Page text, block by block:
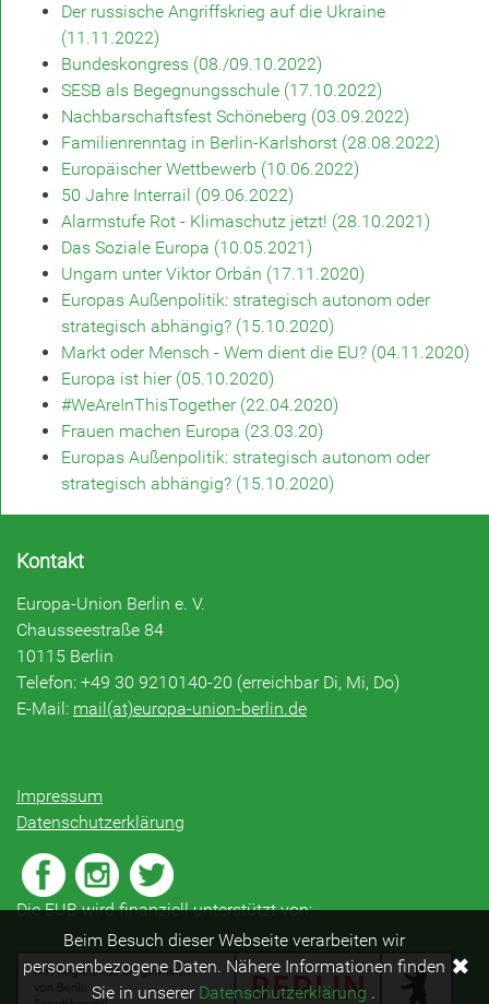
Der russische Angriffskrieg auf die Ukraine
(11.11.2022)
Bundeskongress (08./09.10.2022)
SESB als Begegnungsschule (17.10.2022)
Nachbarschaftsfest Schöneberg (03.09.2022)
Familienrenntag in Berlin-Karlshorst (28.08.2022)
Europäischer Wettbewerb (10.06.2022)
50 Jahre Interrail (09.06.2022)
Alarmstufe Rot - Klimaschutz jetzt! (28.10.2021)
Das Soziale Europa (10.05.2021)
Ungarn unter Viktor Orbán (17.11.2020)
Europas Außenpolitik: strategisch autonom oder
strategisch abhängig? (15.10.2020)
Markt oder Mensch - Wem dient die EU? (04.11.2020)
Europa ist hier (05.10.2020)
#WeAreInThisTogether (22.04.2020)
Frauen machen Europa (23.03.20)
Europas Außenpolitik: strategisch autonom oder
strategisch abhängig? (15.10.2020)
Kontakt
Europa-Union Berlin e. V.
Chausseestraße 84
10115 Berlin
Telefon: +49 30 9210140-20 (erreichbar Di, Mi, Do)
E-Mail: mail(at)europa-union-berlin.de
Impressum
Datenschutzerklärung
Die EUB wird finanziell unterstützt von:
Beim Besuch dieser Webseite verarbeiten wir
personenbezogene Daten. Nähere Informationen finden
Sie in unserer Datenschutzerklärung .
✖